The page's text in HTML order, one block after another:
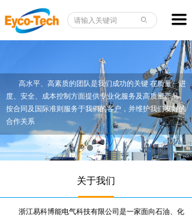
끀
首页
关于我们
工程服务
新闻资讯
下载中心
ꄙ
高水平、高素质的团队是我们成功的关键 在质量、进
度、安全、成本控制方面提供专业化服务及高质量产品
按合同及国际准则服务于我们的客户，并维护我们友好的
合作关系
关于我们
浙江易科博能电气科技有限公司是一家面向石油、化